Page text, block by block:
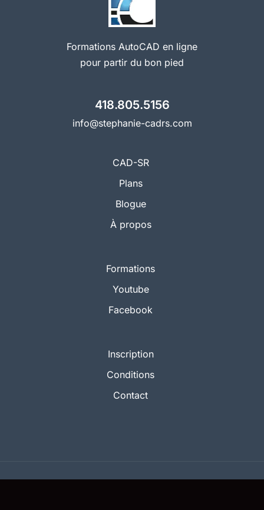
Formations AutoCAD en ligne
pour partir du bon pied
418.805.5156
info@stephanie-cadrs.com
CAD-SR
Plans
Blogue
À propos
Formations
Youtube
Facebook
Inscription
Conditions
Contact